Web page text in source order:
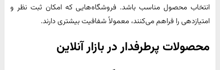
انتخاب محصول مناسب باشد. فروشگاه‌هایی که امکان ثبت نظر و
امتیازدهی را فراهم می‌کنند، معمولاً شفافیت بیشتری دارند.
محصولات پرطرفدار در بازار آنلاین